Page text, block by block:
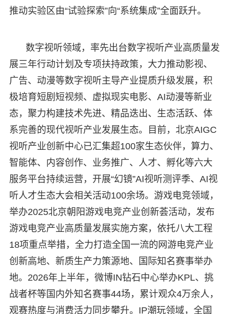
推动实验区由“试验探索”向“系统集成”全面跃升。
数字视听领域，率先出台数字视听产业高质量发
展三年行动计划及专项扶持政策，大力推动影视、
广告、动漫等数字视听主导产业提质升级发展，积
极培育短剧短视频、虚拟现实电影、AI动漫等新业
态，聚力构建技术先进、精品迭出、生态活跃、体
系完善的现代视听产业发展生态。目前，北京AIGC
视听产业创新中心已汇集超100家生态伙伴，算力、
智能体、内容创作、业务推广、人才、孵化等六大
服务平台持续运营，开展“幻镜”AI视听测评季、AI视
听人才生态大会相关活动100余场。游戏电竞领域，
举办2025北京朝阳游戏电竞产业创新荟活动，发布
游戏电竞产业高质量发展实施方案，依托八大工程
18项重点举措，全力打造全国一流的网游电竞产业
创新高地、新质生产力策源地、国际知名赛事举办
地。2026年上半年，微博IN钻石中心举办KPL、挑
战者杯等国内外知名赛事44场，累计观众4万余人，
观赛热度与消费活力同步攀升。IP潮玩领域，全国